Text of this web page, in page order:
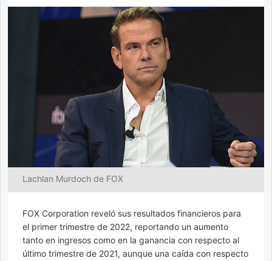
Lachlan Murdoch de FOX
FOX Corporation reveló sus resultados financieros para
el primer trimestre de 2022, reportando un aumento
tanto en ingresos como en la ganancia con respecto al
último trimestre de 2021, aunque una caída con respecto